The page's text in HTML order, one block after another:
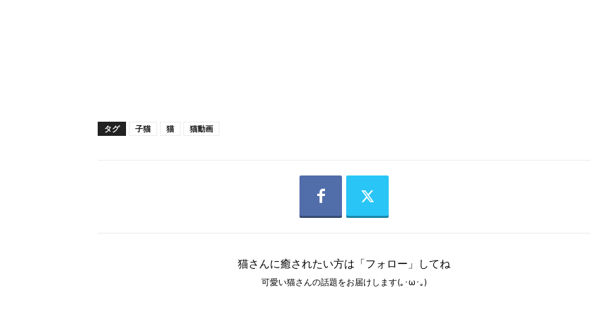
タグ 子猫 猫 猫動画
猫さんに癒されたい方は「フォロー」してね
可愛い猫さんの話題をお届けします(｡･ω･｡)